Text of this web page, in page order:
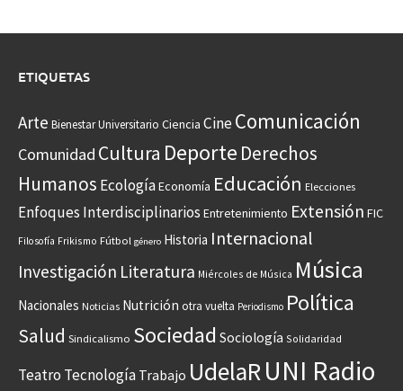
ETIQUETAS
Arte Bienestar Universitario Ciencia CineComunicación
Comunidad Cultura Deporte Derechos
Humanos EcologíaEconomía Educación Elecciones
Enfoques Interdisciplinarios Entretenimiento Extensión FIC
Filosofía Frikismo Fútbol género Historia Internacional
Investigación Literatura Miércoles de Música Música
Nacionales Noticias Nutrición otra vuelta Periodismo Política
Salud Sindicalismo Sociedad Sociología Solidaridad
Teatro Tecnología Trabajo UdelaRUNI Radio